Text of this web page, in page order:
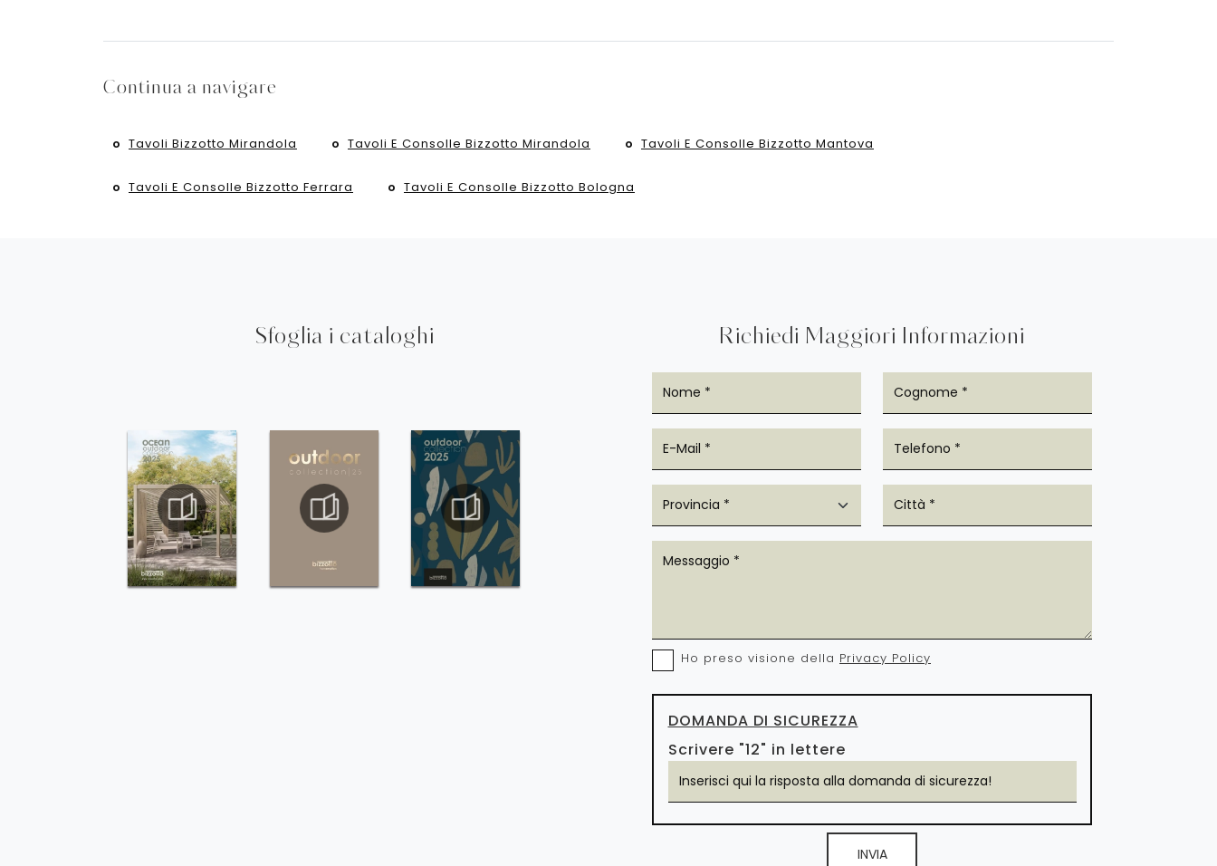
Continua a navigare
Tavoli Bizzotto Mirandola Tavoli E Consolle Bizzotto Mirandola Tavoli E Consolle Bizzotto Mantova
Tavoli E Consolle Bizzotto Ferrara Tavoli E Consolle Bizzotto Bologna
Sfoglia i cataloghi Richiedi Maggiori Informazioni
Ho preso visione della Privacy Policy
DOMANDA DI SICUREZZA
Scrivere "12" in lettere
INVIA